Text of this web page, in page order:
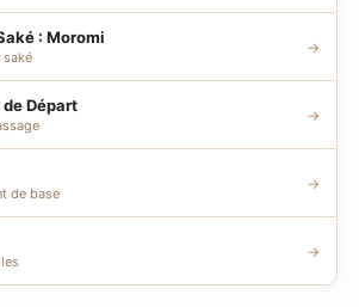
: Moromi →
Départ →
de base
→
→